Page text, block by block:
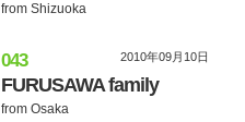
from Shizuoka
2010年09月10日
043
FURUSAWA family
from Osaka